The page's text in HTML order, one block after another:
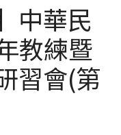
中華民
教練暨
習會(第